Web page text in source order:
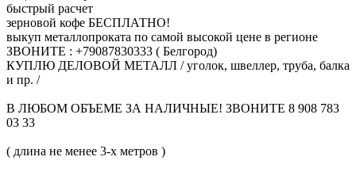
быстрый расчет
зерновой кофе БЕСПЛАТНО!
выкуп металлопроката по самой высокой цене в регионе
ЗВОНИТЕ : +79087830333 ( Белгород)
КУПЛЮ ДЕЛОВОЙ МЕТАЛЛ / уголок, швеллер, труба, балка
и пр. /
В ЛЮБОМ ОБЪЕМЕ ЗА НАЛИЧНЫЕ! ЗВОНИТЕ 8 908 783
03 33
( длина не менее 3-х метров )